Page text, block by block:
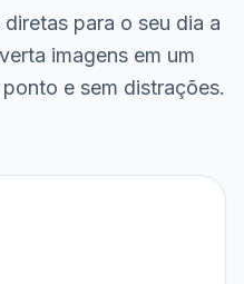
para o seu dia a
imagens em um
e sem distrações.